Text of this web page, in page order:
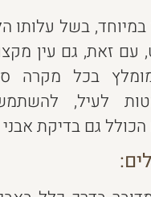
במיוחד, בשל
עם זאת, גם עין
בכל מקרה
לעיל,
גם בדיקת אבני